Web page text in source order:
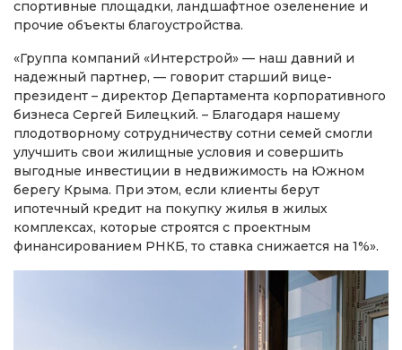
спортивные площадки, ландшафтное озеленение и
прочие объекты благоустройства.
«Группа компаний «Интерстрой» — наш давний и
надежный партнер, — говорит старший вице-
президент – директор Департамента корпоративного
бизнеса Сергей Билецкий. – Благодаря нашему
плодотворному сотрудничеству сотни семей смогли
улучшить свои жилищные условия и совершить
выгодные инвестиции в недвижимость на Южном
берегу Крыма. При этом, если клиенты берут
ипотечный кредит на покупку жилья в жилых
комплексах, которые строятся с проектным
финансированием РНКБ, то ставка снижается на 1%».